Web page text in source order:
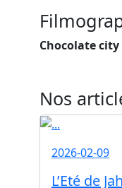
Chocolate city
Nos
2026-02-09
L’Eté de